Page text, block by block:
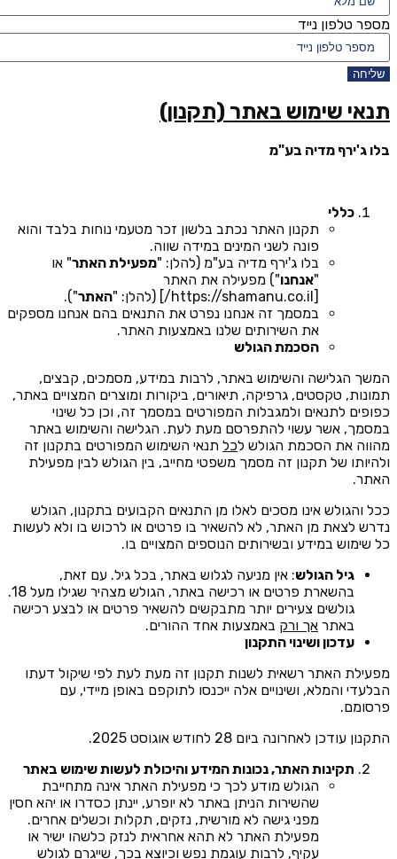
מספר טלפון נייד
שליחה
תנאי שימוש באתר (תקנון)
בלו ג'ירף מדיה בע"מ
כללי
תקנון האתר נכתב בלשון זכר מטעמי נוחות בלבד והוא
פונה לשני המינים במידה שווה.
בלו ג'ירף מדיה בע"מ (להלן: "מפעילת האתר" או
"אנחנו") מפעילה את האתר
[https://shamanu.co.il/] (להלן: "
האתר").
במסמך זה אנחנו נפרט את התנאים בהם אנחנו מספקים
את השירותים שלנו באמצעות האתר.
הסכמת הגולש
המשך הגלישה והשימוש באתר, לרבות במידע, מסמכים, קבצים,
תמונות, טקסטים, גרפיקה, תיאורים, ביקורות ומוצרים המצויים באתר,
כפופים לתנאים ולמגבלות המפורטים במסמך זה, וכן כל שינוי
במסמך, אשר עשוי להתפרסם מעת לעת. הגלישה והשימוש באתר
מהווה את הסכמת הגולש לכל תנאי השימוש המפורטים בתקנון זה
ולהיותו של תקנון זה מסמך משפטי מחייב, בין הגולש לבין מפעילת
האתר.
ככל והגולש אינו מסכים לאלו מן התנאים הקבועים בתקנון, הגולש
נדרש לצאת מן האתר, לא להשאיר בו פרטים או לרכוש בו ולא לעשות
כל שימוש במידע ובשירותים הנוספים המצויים בו.
גיל הגולש: אין מניעה לגלוש באתר, בכל גיל. עם זאת,
בהשארת פרטים או רכישה באתר, הגולש מצהיר שגילו מעל 18.
גולשים צעירים יותר מתבקשים להשאיר פרטים או לבצע רכישה
באתר אך ורק באמצעות אחד ההורים.
עדכון ושינוי התקנון
מפעילת האתר רשאית לשנות תקנון זה מעת לעת לפי שיקול דעתו
הבלעדי והמלא, ושינויים אלה ייכנסו לתוקפם באופן מיידי, עם
פרסומם.
התקנון עודכן לאחרונה ביום 28 לחודש אוגוסט 2025.
תקינות האתר, נכונות המידע והיכולת לעשות שימוש באתר
הגולש מודע לכך כי מפעילת האתר אינה מתחייבת
שהשירות הניתן באתר לא יופרע, יינתן כסדרו או יהא חסין
מפני גישה לא מורשית, נזקים, תקלות וכשלים אחרים.
מפעילת האתר לא תהא אחראית לנזק כלשהו ישיר או
עקיף, לרבות עוגמת נפש וכיוצא בכך, שייגרם לגולש